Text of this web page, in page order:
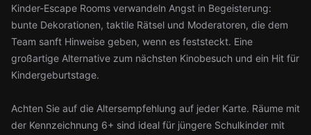
Kinder-Escape Rooms verwandeln Angst in Begeisterung:
bunte Dekorationen, taktile Rätsel und Moderatoren, die dem
Team sanft Hinweise geben, wenn es feststeckt. Eine
großartige Alternative zum nächsten Kinobesuch und ein Hit für
Kindergeburtstage.
Achten Sie auf die Altersempfehlung auf jeder Karte. Räume mit
der Kennzeichnung 6+ sind ideal für jüngere Schulkinder mit